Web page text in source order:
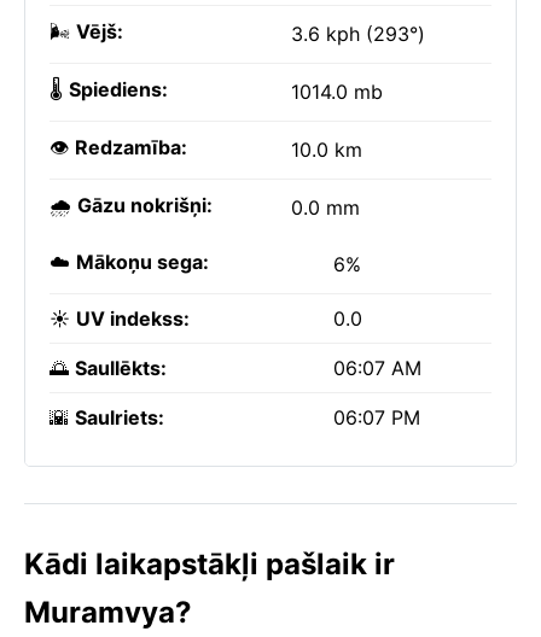
🌬️ Vējš: 3.6 kph (293°)
🌡️ Spiediens: 1014.0 mb
👁️ Redzamība: 10.0 km
🌧️ Gāzu nokrišņi: 0.0 mm
☁️ Mākoņu sega: 6%
☀️ UV indekss: 0.0
🌅 Saullēkts: 06:07 AM
🌇 Saulriets: 06:07 PM
Kādi laikapstākļi pašlaik ir
Muramvya?